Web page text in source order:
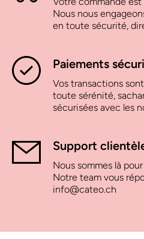
Nous nous
en toute sécurité,
Paiements
Vos transactions
toute sérénité,
sécurisées avec les
Support
Nous sommes là
Notre team vous
info@cateo.ch